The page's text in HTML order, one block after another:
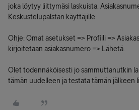
joka löytyy liittymäsi laskuista.
Keskustelupalstan käyttäjille.
Ohje: Omat asetukset => Profiili =>
kirjoitetaan asiakasnumero => Lähetä.
Olet todennäköisesti jo sammuttanutkin
tämän uudelleen ja testata tämän jälkeen